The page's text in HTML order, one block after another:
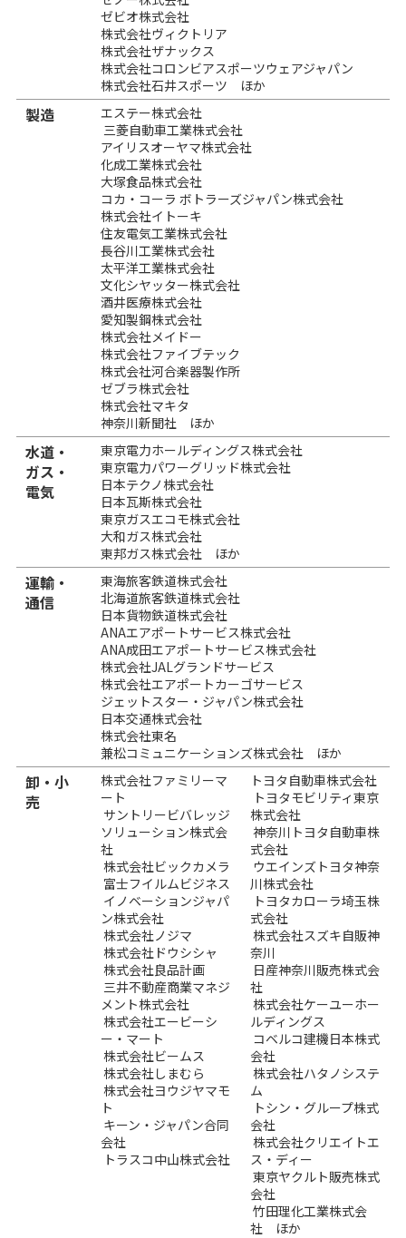
ゼビオ株式会社
株式会社ヴィクトリア
株式会社ザナックス
株式会社コロンビアスポーツウェアジャパン
株式会社石井スポーツ ほか
製造
エステー株式会社
三菱自動車工業株式会社
アイリスオーヤマ株式会社
化成工業株式会社
大塚食品株式会社
コカ・コーラ ボトラーズジャパン株式会社
株式会社イトーキ
住友電気工業株式会社
長谷川工業株式会社
太平洋工業株式会社
文化シヤッター株式会社
酒井医療株式会社
愛知製鋼株式会社
株式会社メイドー
株式会社ファイブテック
株式会社河合楽器製作所
ゼブラ株式会社
株式会社マキタ
神奈川新聞社 ほか
水道・
ガス・
電気
東京電力ホールディングス株式会社
東京電力パワーグリッド株式会社
日本テクノ株式会社
日本瓦斯株式会社
東京ガスエコモ株式会社
大和ガス株式会社
東邦ガス株式会社 ほか
運輸・
通信
東海旅客鉄道株式会社
北海道旅客鉄道株式会社
日本貨物鉄道株式会社
ANAエアポートサービス株式会社
ANA成田エアポートサービス株式会社
株式会社JALグランドサービス
株式会社エアポートカーゴサービス
ジェットスター・ジャパン株式会社
日本交通株式会社
株式会社東名
兼松コミュニケーションズ株式会社 ほか
卸・小
売
株式会社ファミリーマ
ート
サントリービバレッジ
ソリューション株式会
社
株式会社ビックカメラ
富士フイルムビジネス
イノベーションジャパ
ン株式会社
株式会社ノジマ
株式会社ドウシシャ
株式会社良品計画
三井不動産商業マネジ
メント株式会社
株式会社エービーシ
ー・マート
株式会社ビームス
株式会社しまむら
株式会社ヨウジヤマモ
ト
キーン・ジャパン合同
会社
トラスコ中山株式会社
トヨタ自動車株式会社
トヨタモビリティ東京
株式会社
神奈川トヨタ自動車株
式会社
ウエインズトヨタ神奈
川株式会社
トヨタカローラ埼玉株
式会社
株式会社スズキ自販神
奈川
日産神奈川販売株式会
社
株式会社ケーユーホー
ルディングス
コベルコ建機日本株式
会社
株式会社ハタノシステ
ム
トシン・グループ株式
会社
株式会社クリエイトエ
ス・ディー
東京ヤクルト販売株式
会社
竹田理化工業株式会
社 ほか